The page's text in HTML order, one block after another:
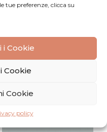
tue preferenze, clicca su
Cookie
Cookie
Cookie
policy